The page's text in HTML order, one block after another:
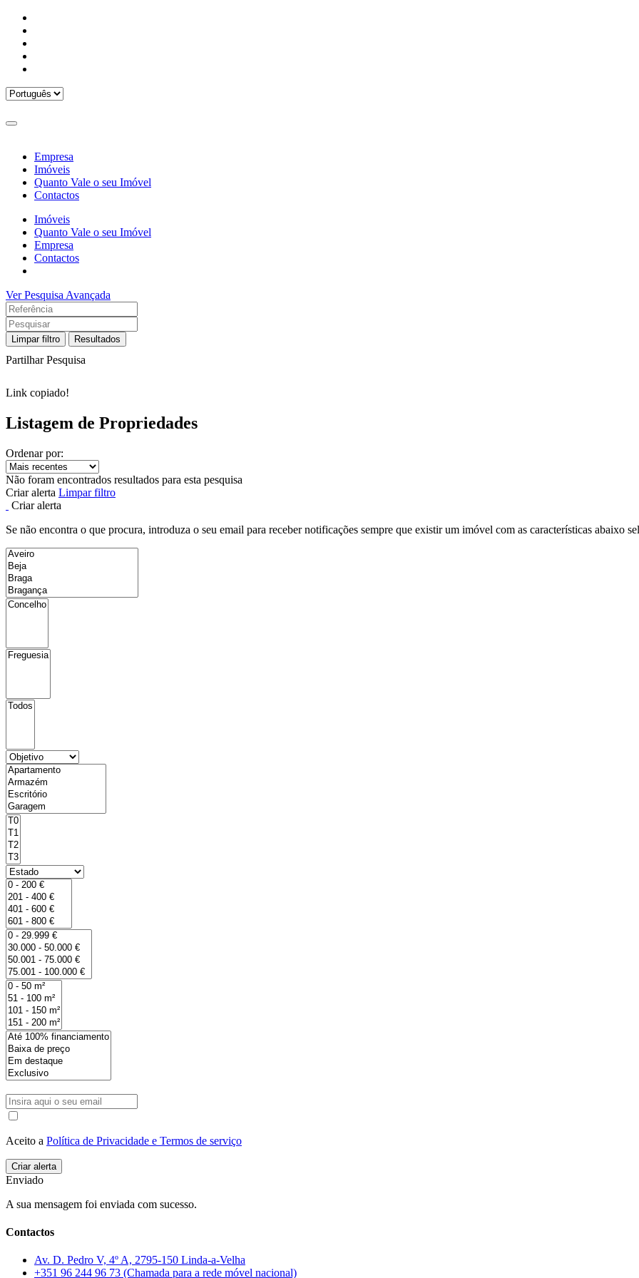
Empresa
Imóveis
Quanto Vale o seu Imóvel
Contactos
Imóveis
Quanto Vale o seu Imóvel
Empresa
Contactos
Ver Pesquisa Avançada
Limpar filtro Resultados
Partilhar Pesquisa
Link copiado!
Listagem de Propriedades
Ordenar por:
Não foram encontrados resultados para esta pesquisa
Criar alerta Limpar filtro
Criar alerta
Se não encontra o que procura, introduza o seu email para receber notificações sempre que existir um imóvel com as características abaixo
Aceito a Política de Privacidade e Termos de serviço
Enviado
A sua mensagem foi enviada com sucesso.
Contactos
Av. D. Pedro V, 4º A, 2795-150 Linda-a-Velha
+351 96 244 96 73 (Chamada para a rede móvel nacional)